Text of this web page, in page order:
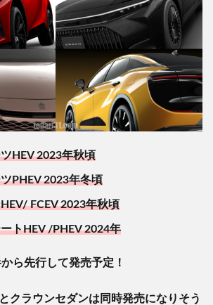
HEV 2023年秋頃
PHEV 2023年冬頃
FCEV 2023年秋頃
トHEV /PHEV 2024年
ら先行して発売予定！
クラウンセダンは同時発売になりそう